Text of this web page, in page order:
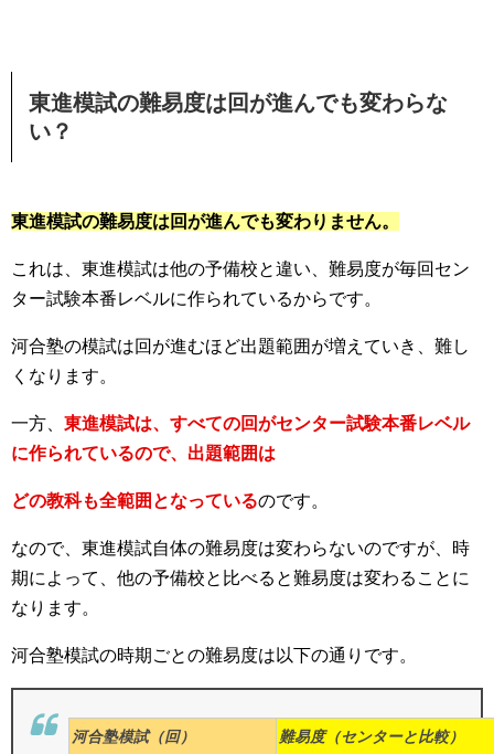
東進模試の難易度は回が進んでも変わらな
い？
東進模試の難易度は回が進んでも変わりません。
これは、東進模試は他の予備校と違い、難易度が毎回セン
ター試験本番レベルに作られているからです。
河合塾の模試は回が進むほど出題範囲が増えていき、難し
くなります。
一方、 東進模試は、すべての回がセンター試験本番レベル
に作られているので、出題範囲は
どの教科も全範囲となっているのです。
なので、東進模試自体の難易度は変わらないのですが、時
期によって、他の予備校と比べると難易度は変わることに
なります。
河合塾模試の時期ごとの難易度は以下の通りです。
河合塾模試（回） 難易度（センターと比較）